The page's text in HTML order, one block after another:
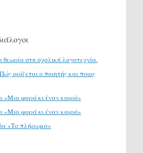
θεωρία στη σχολική λογοτεχνία.
Πώς ορίζεται ο ποιητής και ποιος
«Μια φορά κι έναν καιρό»
«Μια φορά κι έναν καιρό»
«Το πλήρωμα»